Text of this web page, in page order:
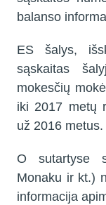
balanso
ES šalys,
sąskaitas
mokesčių
iki 2017 metų
už 2016 metus.
O sutartyse
Monaku ir kt.)
informacija